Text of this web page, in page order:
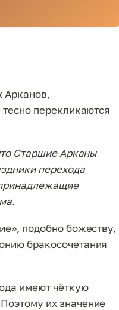
Арканов,
перекликаются
Старшие Арканы
перехода
подобно божеству,
бракосочетания
имеют чёткую
их значение